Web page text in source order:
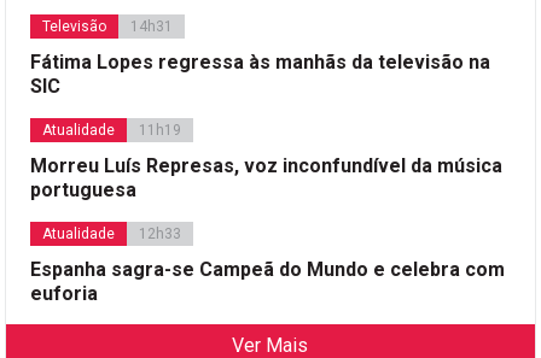
Televisão 14h31
Fátima Lopes regressa às manhãs da televisão na
SIC
Atualidade 11h19
Morreu Luís Represas, voz inconfundível da música
portuguesa
Atualidade 12h33
Espanha sagra-se Campeã do Mundo e celebra com
euforia
Ver Mais